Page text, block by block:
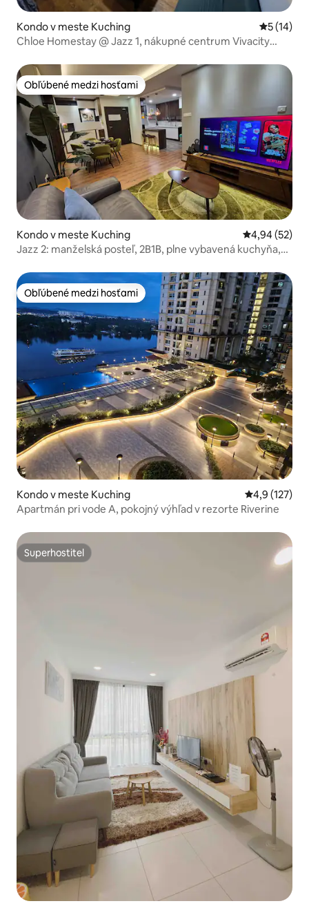
Kondo v meste Kuching
5 (14)
Chloe Homestay @ Jazz 1, nákupné centrum Vivacity
Obľúbené medzi hosťami
Obľúbené medzi hosťami
Kondo v meste Kuching Priemerné
4,94 (52)
Jazz 2: manželská posteľ, 2B1B, plne vybavená kuchyňa,
Obľúbené medzi hosťami
Obľúbené medzi hosťami
Kondo v meste Kuching Priemerné
4,9 (127)
Apartmán pri vode A, pokojný výhľad v rezorte Riverine
Superhostiteľ
Superhostiteľ